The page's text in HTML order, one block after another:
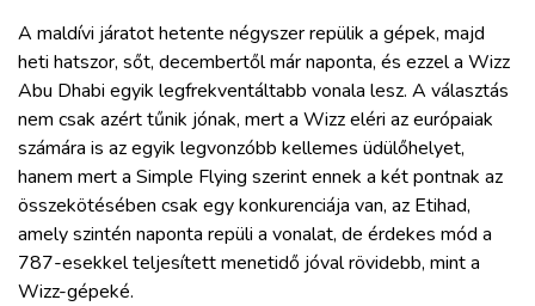
A maldívi járatot hetente négyszer repülik a gépek, majd
heti hatszor, sőt, decembertől már naponta, és ezzel a Wizz
Abu Dhabi egyik legfrekventáltabb vonala lesz. A választás
nem csak azért tűnik jónak, mert a Wizz eléri az európaiak
számára is az egyik legvonzóbb kellemes üdülőhelyet,
hanem mert a Simple Flying szerint ennek a két pontnak az
összekötésében csak egy konkurenciája van, az Etihad,
amely szintén naponta repüli a vonalat, de érdekes mód a
787-esekkel teljesített menetidő jóval rövidebb, mint a
Wizz-gépeké.